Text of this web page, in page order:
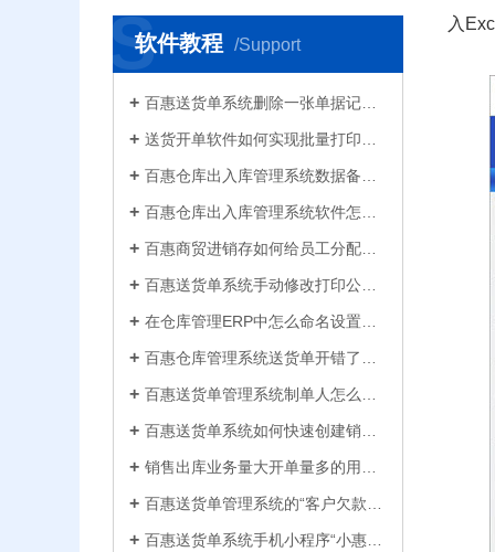
软件教程 /Support
S
百惠送货单系统删除一张单据记录的方法！已打印的话先反审核，删除单据应该注意..
送货开单软件如何实现批量打印？新增录入保存送货单，在批量打印功能，选择多张单打印
百惠仓库出入库管理系统数据备份的方法！存放位置怎么选？生成的备份文件有什么用的..
百惠仓库出入库管理系统软件怎么清空库存数据？需要先备份吗？整理库存量的好处有..
百惠商贸进销存如何给员工分配使用权限？ERP系统权责清晰分工明确带来的各种便利
百惠送货单系统手动修改打印公司名称抬头，支持多个公司名称切换，可设计表格模板
在仓库管理ERP中怎么命名设置仓库名称更科学有效？百惠仓库系统修改仓库名称的方法
百惠仓库管理系统送货单开错了怎么删除？删除单据后会对仓库库存数量会产生什么影响？
百惠送货单管理系统制单人怎么修改？可以设置业务员吗？制单人需要打印在送货单上吗？
百惠送货单系统如何快速创建销售出库单？可直接引用订单、导入Excel、复制历史单据…
销售出库业务量大开单量多的用什么软件？能查询统计收款开票打印？送货单软件有哪些
百惠送货单管理系统的“客户欠款”怎么是计算出来的？如果客户应收款余额有误时应该..
百惠送货单系统手机小程序“小惠助理”登录绑定，在微信给客户好友发电子送货单
入